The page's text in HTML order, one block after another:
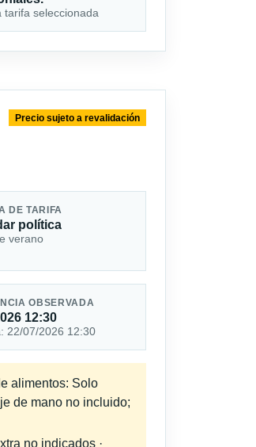
tarifa seleccionada
Precio sujeto a revalidación
DE TARIFA
política
verano
OBSERVADA
12:30
22/07/2026 12:30
alimentos: Solo
de mano no incluido;
no indicados ·